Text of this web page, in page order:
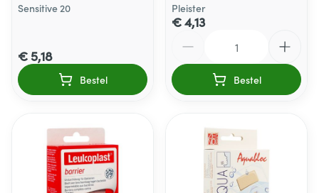
Sensitive 20
€ 5,18
Bestel
Pleister
€ 4,13
Bestel